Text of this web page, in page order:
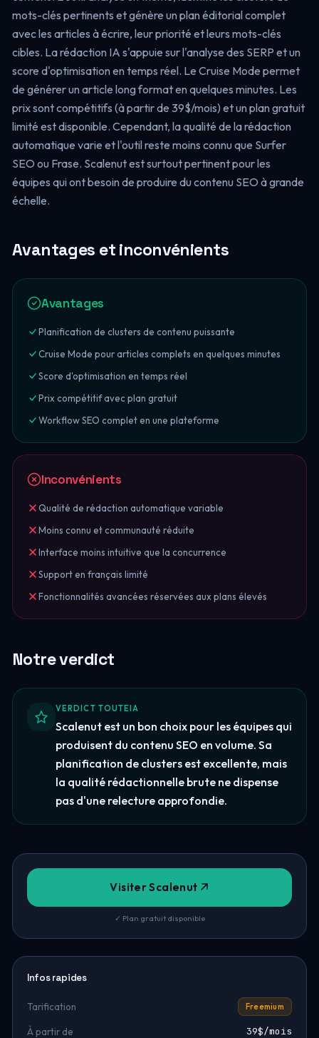
mots-clés pertinents et génère un plan éditorial complet
avec les articles à écrire, leur priorité et leurs mots-clés
cibles. La rédaction IA s'appuie sur l'analyse des SERP et un
score d'optimisation en temps réel. Le Cruise Mode permet
de générer un article long format en quelques minutes. Les
prix sont compétitifs (à partir de 39$/mois) et un plan gratuit
limité est disponible. Cependant, la qualité de la rédaction
automatique varie et l'outil reste moins connu que Surfer
SEO ou Frase. Scalenut est surtout pertinent pour les
équipes qui ont besoin de produire du contenu SEO à grande
échelle.
Avantages et inconvénients
Avantages
Planification de clusters de contenu puissante
Cruise Mode pour articles complets en quelques minutes
Score d'optimisation en temps réel
Prix compétitif avec plan gratuit
Workflow SEO complet en une plateforme
Inconvénients
Qualité de rédaction automatique variable
Moins connu et communauté réduite
Interface moins intuitive que la concurrence
Support en français limité
Fonctionnalités avancées réservées aux plans élevés
Notre verdict
VERDICT TOUTEIA
Scalenut est un bon choix pour les équipes qui
produisent du contenu SEO en volume. Sa
planification de clusters est excellente, mais
la qualité rédactionnelle brute ne dispense
pas d'une relecture approfondie.
Visiter Scalenut
✓ Plan gratuit disponible
Infos rapides
Tarification Freemium
À partir de 39$/mois